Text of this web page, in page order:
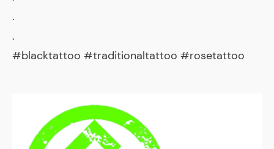
.
.
#blacktattoo #traditionaltattoo #rosetattoo